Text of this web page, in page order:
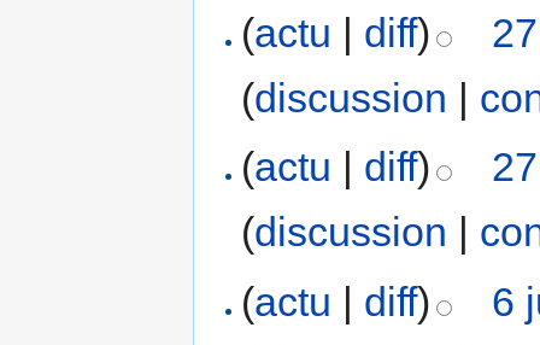
(actu | diff)
(discussion |
(actu | diff)
(discussion |
(actu | diff)
6